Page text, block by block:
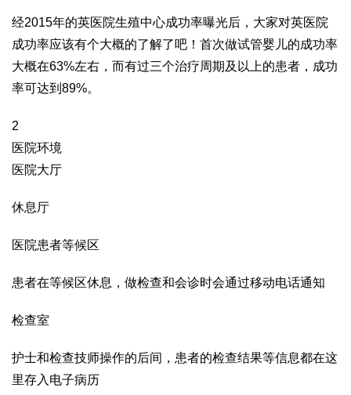
经2015年的英医院生殖中心成功率曝光后，大家对英医院
成功率应该有个大概的了解了吧！首次做试管婴儿的成功率
大概在63%左右，而有过三个治疗周期及以上的患者，成功
率可达到89%。
2
医院环境
医院大厅
休息厅
医院患者等候区
患者在等候区休息，做检查和会诊时会通过移动电话通知
检查室
护士和检查技师操作的后间，患者的检查结果等信息都在这
里存入电子病历